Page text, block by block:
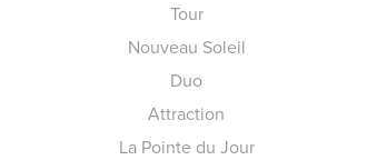
Tour
Nouveau Soleil
Duo
Attraction
La Pointe du Jour